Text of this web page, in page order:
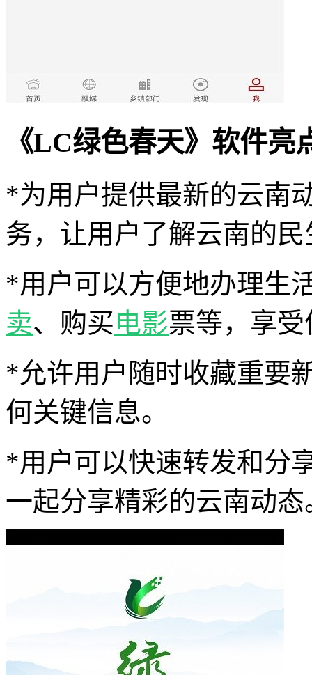
《LC绿色春天》软件亮
*为用户提供最新的云南
务，让用户了解云南的
*用户可以方便地办理生
卖、购买电影票等，享
*允许用户随时收藏重要
何关键信息。
*用户可以快速转发和分
一起分享精彩的云南动态